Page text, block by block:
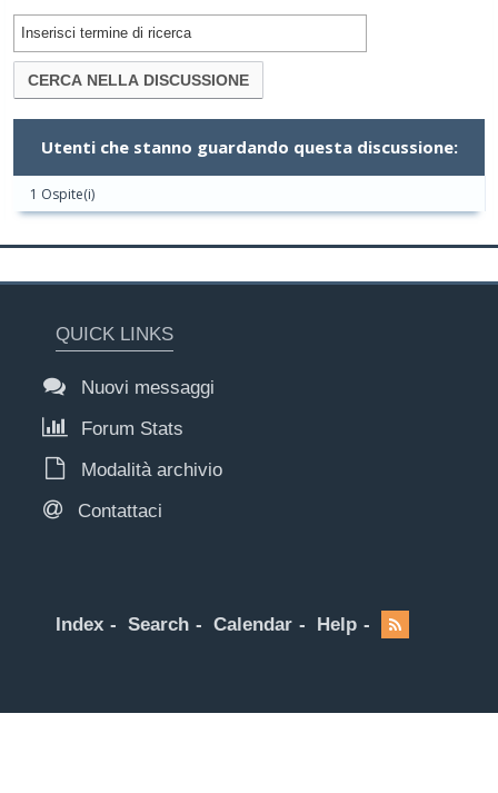
Utenti che stanno guardando questa discussione:
1 Ospite(i)
QUICK LINKS
Nuovi messaggi
Forum Stats
Modalità archivio
Contattaci
Index Search Calendar Help